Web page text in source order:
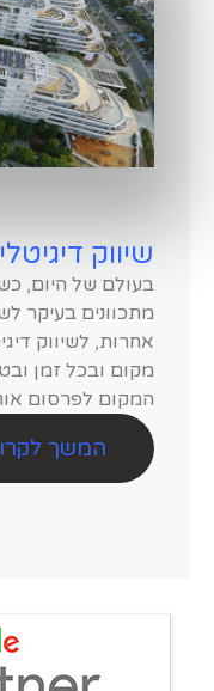
שיווק
בעולם של היום,
מתכוונים בעיקר
אחרות, לשיווק
מקום ובכל זמן
המקום לפרסום
המשך